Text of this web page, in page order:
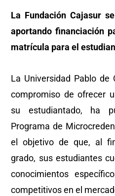
La Fundación Cajasur
aportando financiación
matrícula para el
La Universidad Pablo de
compromiso de ofrecer
su estudiantado, ha
Programa de
el objetivo de que, al
grado, sus estudiantes
conocimientos
competitivos en el